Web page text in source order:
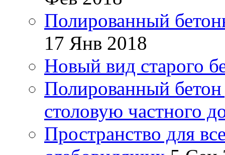
Полированный
17 Янв 2018
Новый вид старого
Полированный
столовую частного
Пространство для